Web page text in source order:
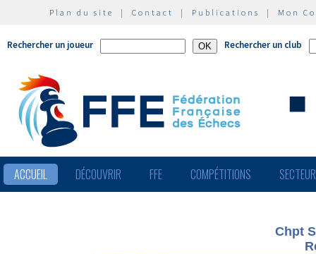
Plan du site | Contact | Publications | Mon
Rechercher un joueur Rechercher un club
ACCUEIL DÉCOUVRIR FFE COMPÉTITIONS
Chpt